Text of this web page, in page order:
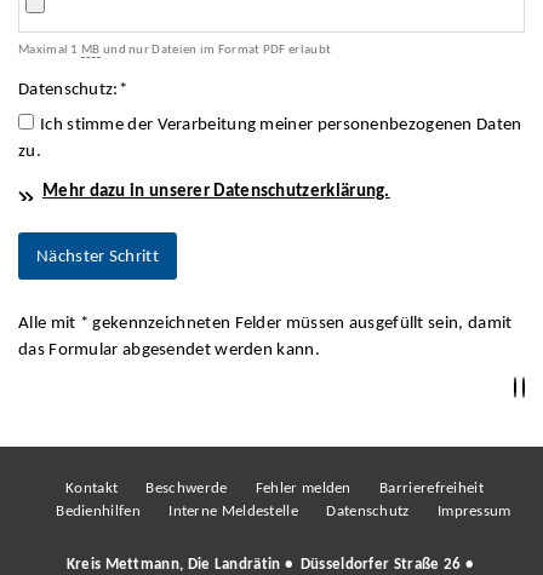
Maximal 1 MB und nur Dateien im Format PDF erlaubt
Datenschutz: *
Ich stimme der Verarbeitung meiner personenbezogenen Daten
zu.
Mehr dazu in unserer Datenschutzerklärung.
Alle mit * gekennzeichneten Felder müssen ausgefüllt sein, damit
das Formular abgesendet werden kann.
Kontakt Beschwerde Fehler melden
Barrierefreiheit
Bedienhilfen
Interne Meldestelle Datenschutz Impressum
Kreis Mettmann, Die Landrätin • Düsseldorfer Straße 26 •